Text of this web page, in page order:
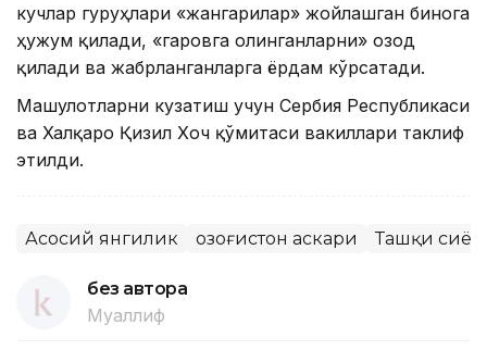
кучлар гуруҳлари «жангарилар» жойлашган бинога
ҳужум қилади, «гаровга олинганларни» озод
қилади ва жабрланганларга ёрдам кўрсатади.
Машғулотларни кузатиш учун Сербия Республикаси
ва Халқаро Қизил Хоч қўмитаси вакиллари таклиф
этилди.
Асосий янгилик Қозоғистон аскари Ташқи
без автора
Муаллиф